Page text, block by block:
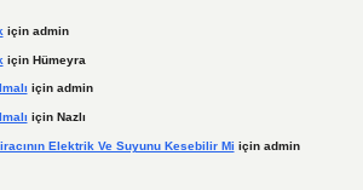
için admin
için Hümeyra
için admin
için Nazlı
Elektrik Ve Suyunu Kesebilir Mi için admin